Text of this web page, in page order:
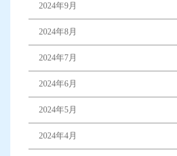
2024年9月
2024年8月
2024年7月
2024年6月
2024年5月
2024年4月